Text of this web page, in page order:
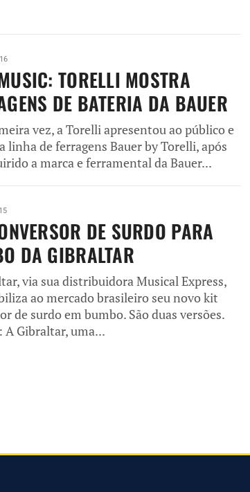
TORELLI MOSTRA
DE BATERIA DA BAUER
vez, a Torelli apresentou ao público e
linha de ferragens Bauer by Torelli, após
a marca e ferramental da Bauer...
DE SURDO PARA
DA GIBRALTAR
via sua distribuidora Musical Express,
ao mercado brasileiro seu novo kit
de surdo em bumbo. São duas versões.
A Gibraltar, uma...